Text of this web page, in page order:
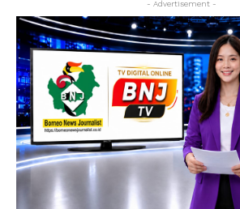
- Advertisement -